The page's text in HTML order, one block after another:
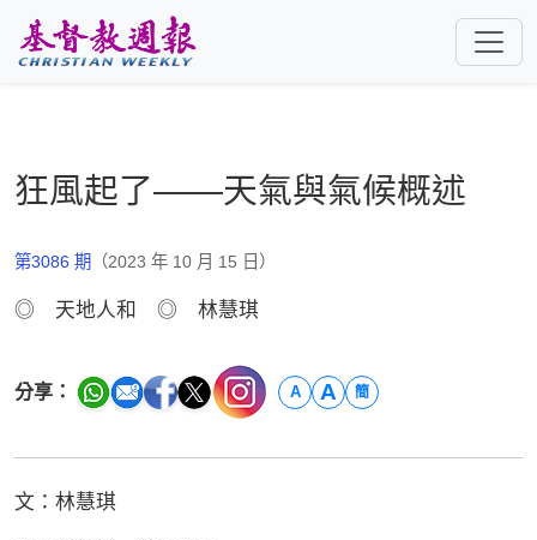
狂風起了——天氣與氣候概述
第3086 期 （2023 年 10 月 15 日）
◎ 天地人和 ◎ 林慧琪
分享： A A 簡
文：林慧琪